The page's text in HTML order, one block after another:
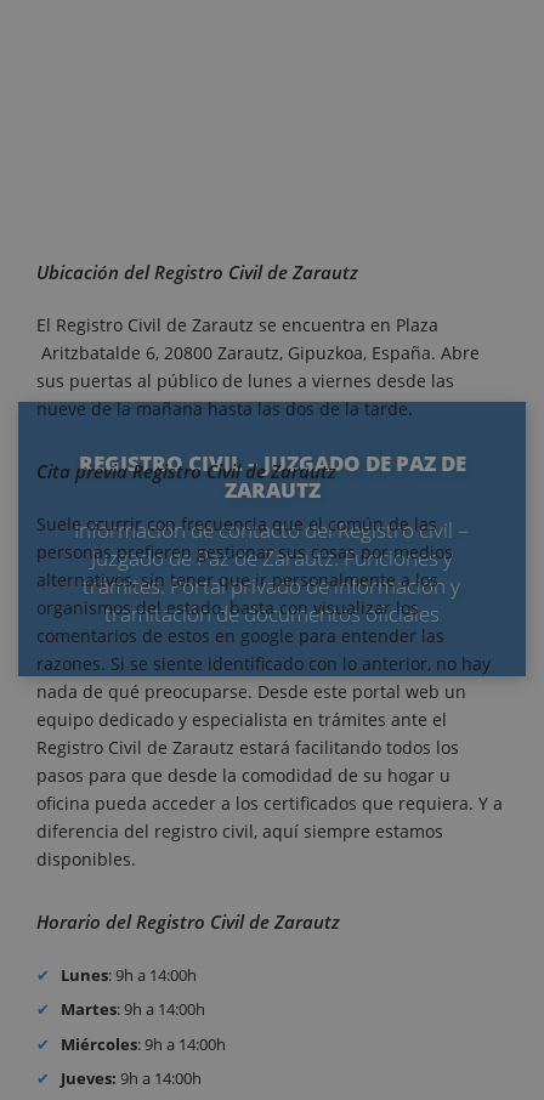
REGISTRO CIVIL – JUZGADO DE PAZ DE
ZARAUTZ
Información de contacto del Registro civil –
Juzgado de Paz de Zarautz. Funciones y
trámites. Portal privado de información y
tramitación de documentos oficiales
Ubicación del Registro Civil de Zarautz
El Registro Civil de Zarautz se encuentra en Plaza
Aritzbatalde 6, 20800 Zarautz, Gipuzkoa, España. Abre
sus puertas al público de lunes a viernes desde las
nueve de la mañana hasta las dos de la tarde.
Cita previa Registro Civil de Zarautz
Suele ocurrir con frecuencia que el común de las
personas prefieren gestionar sus cosas por medios
alternativos, sin tener que ir personalmente a los
organismos del estado, basta con visualizar los
comentarios de estos en google para entender las
razones. Si se siente identificado con lo anterior, no hay
nada de qué preocuparse. Desde este portal web un
equipo dedicado y especialista en trámites ante el
Registro Civil de Zarautz estará facilitando todos los
pasos para que desde la comodidad de su hogar u
oficina pueda acceder a los certificados que requiera. Y a
diferencia del registro civil, aquí siempre estamos
disponibles.
Horario del Registro Civil de Zarautz
Lunes: 9h a 14:00h
Martes: 9h a 14:00h
Miércoles: 9h a 14:00h
Jueves: 9h a 14:00h